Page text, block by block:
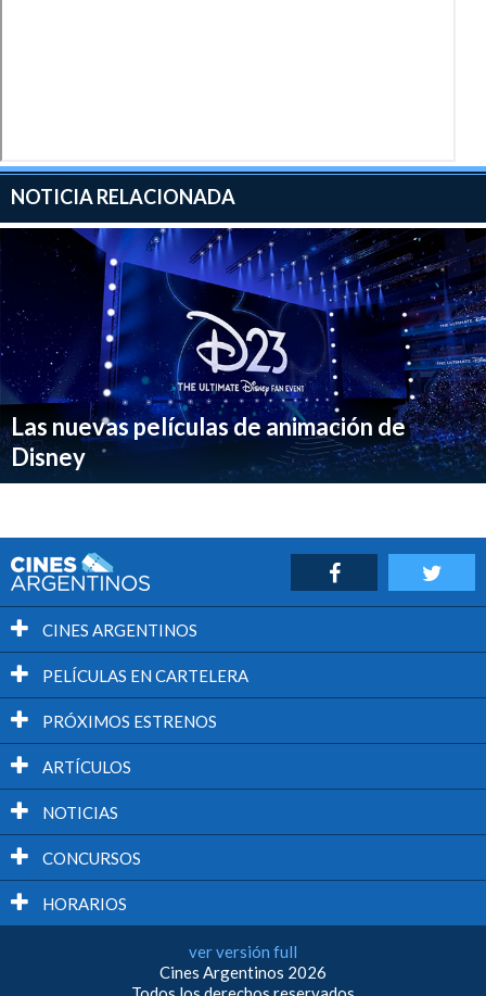
NOTICIA RELACIONADA
Las nuevas películas de animación de
Disney
CINES ARGENTINOS
PELÍCULAS EN CARTELERA
PRÓXIMOS ESTRENOS
ARTÍCULOS
NOTICIAS
CONCURSOS
HORARIOS
ver versión full
Cines Argentinos 2026